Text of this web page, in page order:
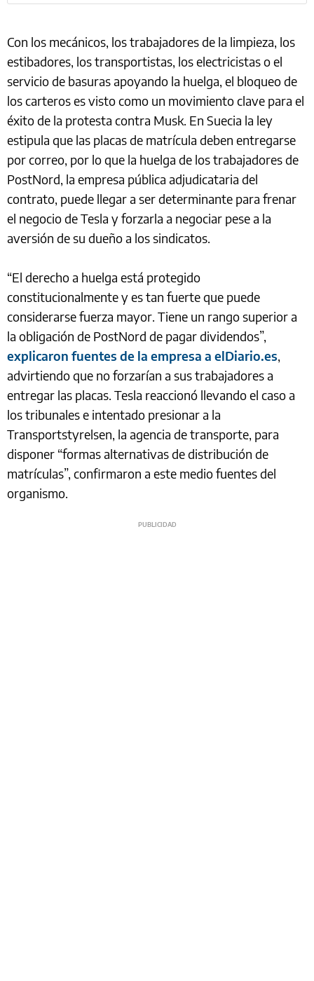
Con los mecánicos, los trabajadores de la limpieza, los
estibadores, los transportistas, los electricistas o el
servicio de basuras apoyando la huelga, el bloqueo de
los carteros es visto como un movimiento clave para el
éxito de la protesta contra Musk. En Suecia la ley
estipula que las placas de matrícula deben entregarse
por correo, por lo que la huelga de los trabajadores de
PostNord, la empresa pública adjudicataria del
contrato, puede llegar a ser determinante para frenar
el negocio de Tesla y forzarla a negociar pese a la
aversión de su dueño a los sindicatos.
“El derecho a huelga está protegido
constitucionalmente y es tan fuerte que puede
considerarse fuerza mayor. Tiene un rango superior a
la obligación de PostNord de pagar dividendos”,
explicaron fuentes de la empresa a elDiario.es,
advirtiendo que no forzarían a sus trabajadores a
entregar las placas. Tesla reaccionó llevando el caso a
los tribunales e intentado presionar a la
Transportstyrelsen, la agencia de transporte, para
disponer “formas alternativas de distribución de
matrículas”, confirmaron a este medio fuentes del
organismo.